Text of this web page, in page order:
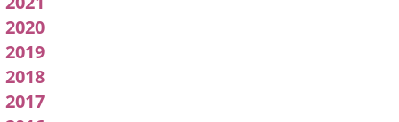
2020
2019
2018
2017